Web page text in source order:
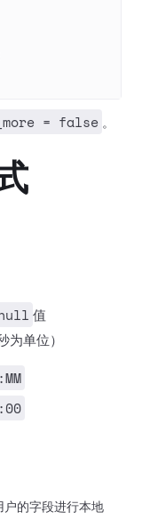
= false 。
值
为单位）
户的字段进行本地